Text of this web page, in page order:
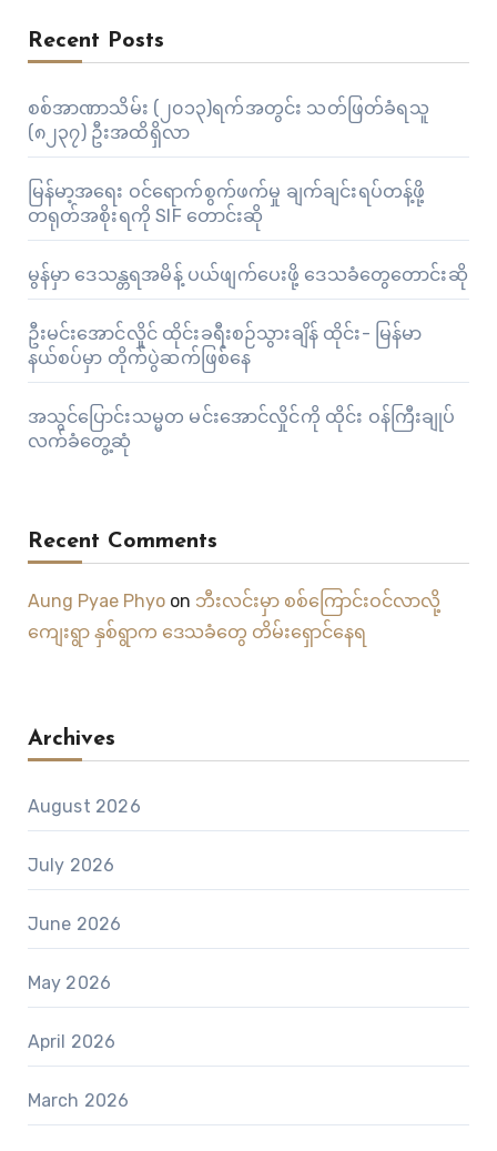
Recent Posts
စစ်အာဏာသိမ်း (၂၀၁၃)ရက်အတွင်း သတ်ဖြတ်ခံရသူ
(၈၂၃၇) ဦးအထိရှိလာ
မြန်မာ့အရေး ဝင်ရောက်စွက်ဖက်မှု ချက်ချင်းရပ်တန့်ဖို့
တရုတ်အစိုးရကို SIF တောင်းဆို
မွန်မှာ ဒေသန္တရအမိန့် ပယ်ဖျက်ပေးဖို့ ဒေသခံတွေတောင်းဆို
ဦးမင်းအောင်လှိုင် ထိုင်းခရီးစဉ်သွားချိန် ထိုင်း- မြန်မာ
နယ်စပ်မှာ တိုက်ပွဲဆက်ဖြစ်နေ
အသွင်ပြောင်းသမ္မတ မင်းအောင်လှိုင်ကို ထိုင်း ဝန်ကြီးချုပ်
လက်ခံတွေ့ဆုံ
Recent Comments
Aung Pyae Phyoon ဘီးလင်းမှာ စစ်ကြောင်းဝင်လာလို့
ကျေးရွာ နှစ်ရွာက ဒေသခံတွေ တိမ်းရှောင်နေရ
Archives
August 2026
July 2026
June 2026
May 2026
April 2026
March 2026